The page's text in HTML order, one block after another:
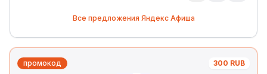
Все предложения Яндекс Афиша
промокод 300 RUB